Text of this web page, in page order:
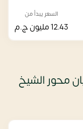
السعر يبدأ من
12.43 مليون ج.م
محور الشيخ